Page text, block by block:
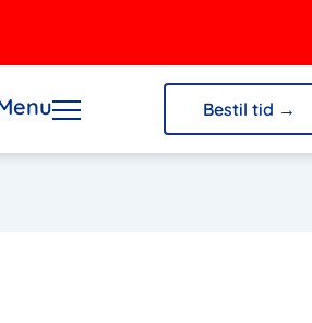
Bestil tid →